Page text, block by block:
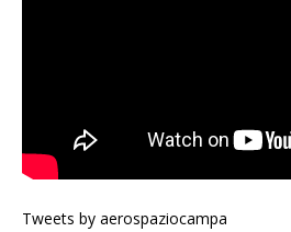
Tweets by aerospaziocampa